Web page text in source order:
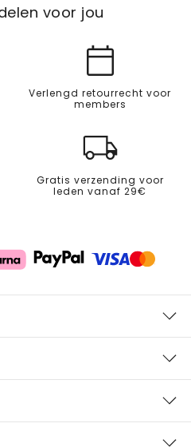
voor jou
Verlengd retourrecht voor
members
Gratis verzending voor
leden vanaf 29€